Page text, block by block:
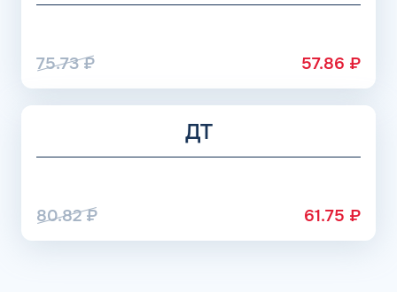
75.73₽ 57.86 ₽
ДТ
80.82₽ 61.75 ₽